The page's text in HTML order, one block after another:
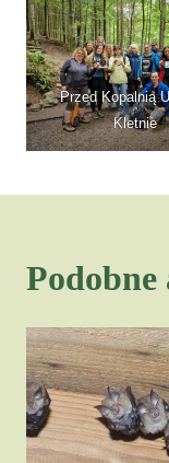
Przed Kopalnią
Kletnie